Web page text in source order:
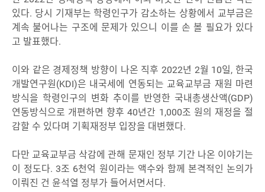
있다. 당시 기재부는 학령인구가 감소하는 상황에서 교부금은
계속 불어나는 구조에 문제가 있으니 이를 손 볼 필요가 있다
고 발표했다.
이와 같은 경제정책 방향이 나온 직후 2022년 2월 10일, 한국
개발연구원(KDI)은 내국세에 연동되는 교육교부금 재원 마련
방식을 학령인구의 변화 추이를 반영한 국내총생산액(GDP)
연동방식으로 개편하면 향후 40년간 1,000조 원의 재정을 절
감할 수 있다며 기획재정부 입장을 대변했다.
다만 교육교부금 삭감에 관해 문재인 정부 기간 나온 이야기는
이 정도다. 3조 6천억 원이라는 액수와 함께 본격적인 논의가
이뤄진 건 윤석열 정부가 들어서면서다.